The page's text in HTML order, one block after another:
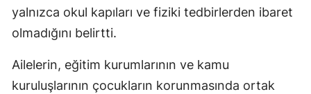
yalnızca okul kapıları ve fiziki tedbirlerden ibaret
olmadığını belirtti.
Ailelerin, eğitim kurumlarının ve kamu
kuruluşlarının çocukların korunmasında ortak